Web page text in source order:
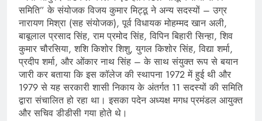
समिति” के संयोजक विजय कुमार मिट्ठू ने अन्य सदस्यों – उग्र
नारायण मिश्रा (सह संयोजक), पूर्व विधायक मोहम्मद खान अली,
बाबूलाल प्रसाद सिंह, राम प्रमोद सिंह, विपिन बिहारी सिन्हा, शिव
कुमार चौरसिया, शशि किशोर शिशु, युगल किशोर सिंह, विद्या शर्मा,
प्रदीप शर्मा, और ओंकार नाथ सिंह – के साथ संयुक्त रूप से बयान
जारी कर बताया कि इस कॉलेज की स्थापना 1972 में हुई थी और
1979 से यह सरकारी शासी निकाय के अंतर्गत 11 सदस्यों की समिति
द्वारा संचालित हो रहा था। इसका पदेन अध्यक्ष मगध प्रमंडल आयुक्त
और सचिव डीडीसी गया होते थे।